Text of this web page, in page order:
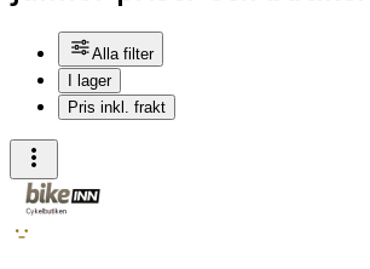
Alla filter
I lager
Pris inkl. frakt